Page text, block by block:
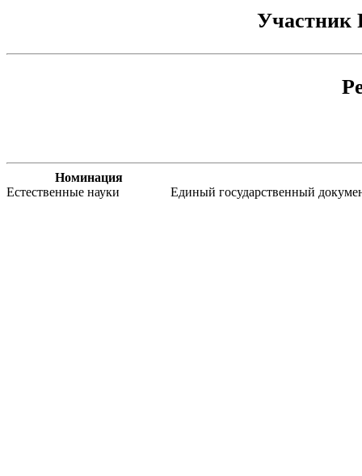
Участник
Номинация
Естественные науки
Единый государственный